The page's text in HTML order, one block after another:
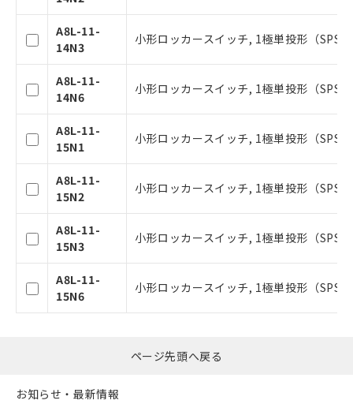
A8L-11-
14N3
小形ロッカースイッチ, 1極単投形（
A8L-11-
14N6
小形ロッカースイッチ, 1極単投形（
A8L-11-
15N1
小形ロッカースイッチ, 1極単投形（
A8L-11-
15N2
小形ロッカースイッチ, 1極単投形（
A8L-11-
15N3
小形ロッカースイッチ, 1極単投形（
A8L-11-
15N6
小形ロッカースイッチ, 1極単投形（
ページ先頭へ戻る
お知らせ・最新情報
空
白
受注生産機種、また在庫状況の
情報を公開していない機種
示しないようお願いします。
マイパーツ機能（部品リスト作成サー
メンバーズにご登録されている必要が
あります。
登録された部品リストについて、当社
および当社の共同利用者が、当社の製
引・商談に必要な範囲で利用すること
をご了承ください。
の共同利用に関して"
の「1.共同利
用者の範囲」に記載されている法人を